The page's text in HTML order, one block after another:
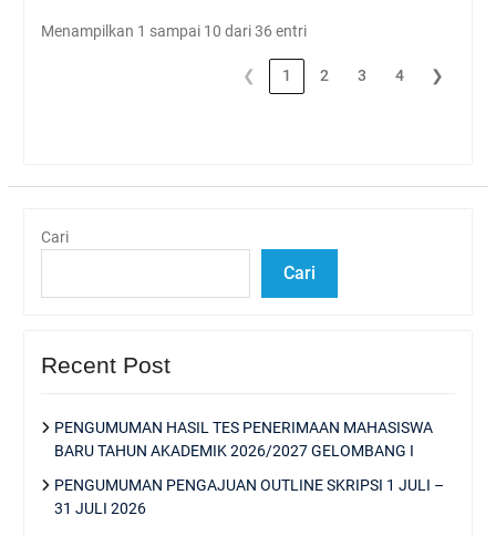
Menampilkan 1 sampai 10 dari 36 entri
❮ 1 2 3 4 ❯
Cari
Cari
Recent Post
PENGUMUMAN HASIL TES PENERIMAAN MAHASISWA
BARU TAHUN AKADEMIK 2026/2027 GELOMBANG I
PENGUMUMAN PENGAJUAN OUTLINE SKRIPSI 1 JULI –
31 JULI 2026